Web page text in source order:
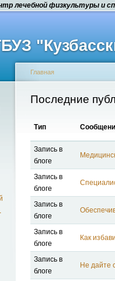
лечебной физкультуры и
Главная
Последние
Тип
Запись в
блоге
Запись в
блоге
Запись в
блоге
Запись в
блоге
Как
Запись в
блоге
Не дайте